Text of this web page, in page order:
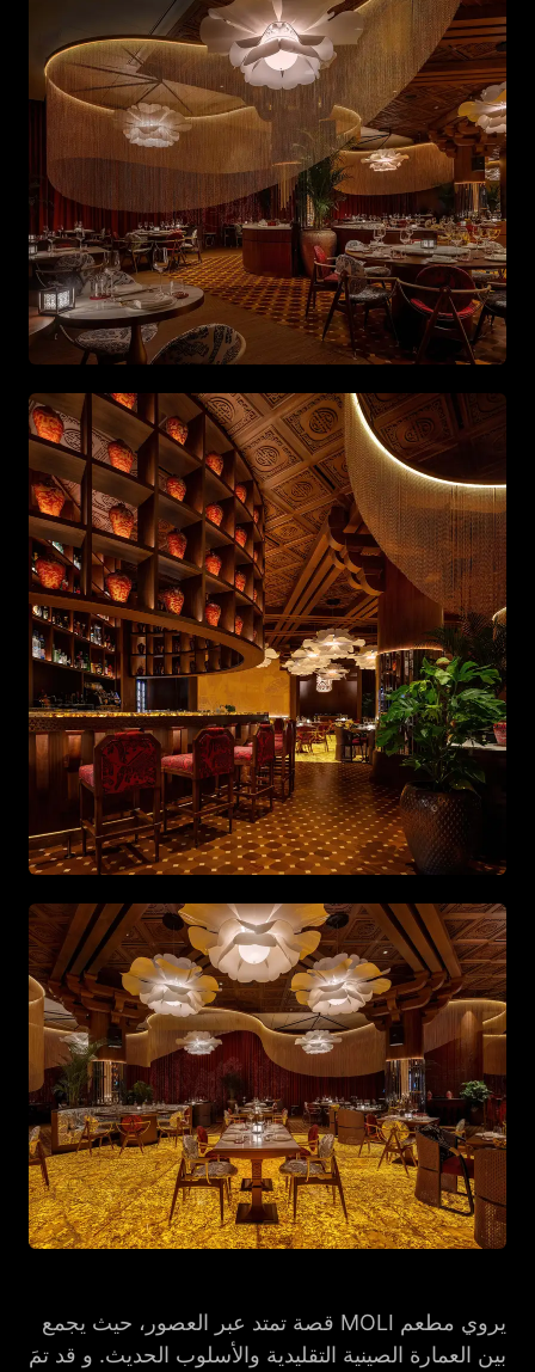
يروي مطعم MOLI قصة تمتد عبر العصور، حيث يجمع
بين العمارة الصينية التقليدية والأسلوب الحديث. و قد تمَ